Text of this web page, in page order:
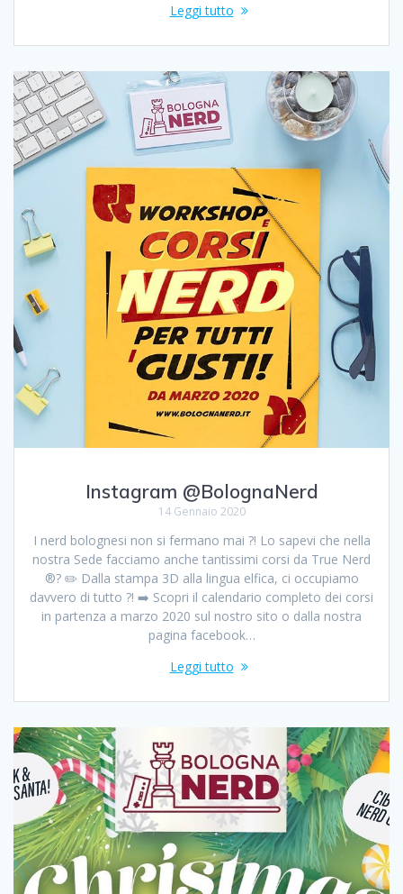
Leggi tutto
Instagram @BolognaNerd
14 Gennaio 2020
I nerd bolognesi non si fermano mai ?! Lo sapevi che nella
nostra Sede facciamo anche tantissimi corsi da True Nerd
®️? ✏️ Dalla stampa 3D alla lingua elfica, ci occupiamo
davvero di tutto ?! ➡️ Scopri il calendario completo dei corsi
in partenza a marzo 2020 sul nostro sito o dalla nostra
pagina facebook…
Leggi tutto